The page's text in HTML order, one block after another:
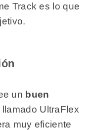
Track es lo que
un buen
llamado UltraFlex
muy eficiente